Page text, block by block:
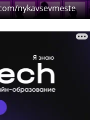
nykavsevmeste